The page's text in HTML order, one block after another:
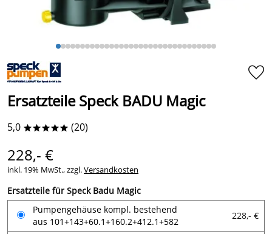
Ersatzteile Speck BADU Magic
5,0 ***** (20)
228,- €
inkl. 19% MwSt., zzgl.Versandkosten
Ersatzteile für Speck Badu Magic
Pumpengehäuse kompl. bestehend
aus 101+143+60.1+160.2+412.1+582
228,- €